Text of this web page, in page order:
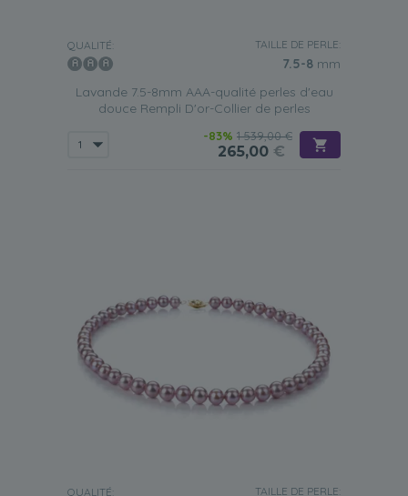
QUALITÉ: TAILLE DE PERLE:
7.5-8 mm
Lavande 7.5-8mm AAA-qualité perles d'eau
douce Rempli D'or-Collier de perles
-83% 1 539,00 €
265,00 €
QUALITÉ: TAILLE DE PERLE: